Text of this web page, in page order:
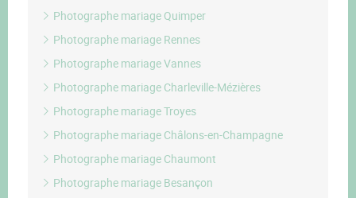
Photographe mariage Quimper
Photographe mariage Rennes
Photographe mariage Vannes
Photographe mariage Charleville-Mézières
Photographe mariage Troyes
Photographe mariage Châlons-en-Champagne
Photographe mariage Chaumont
Photographe mariage Besançon